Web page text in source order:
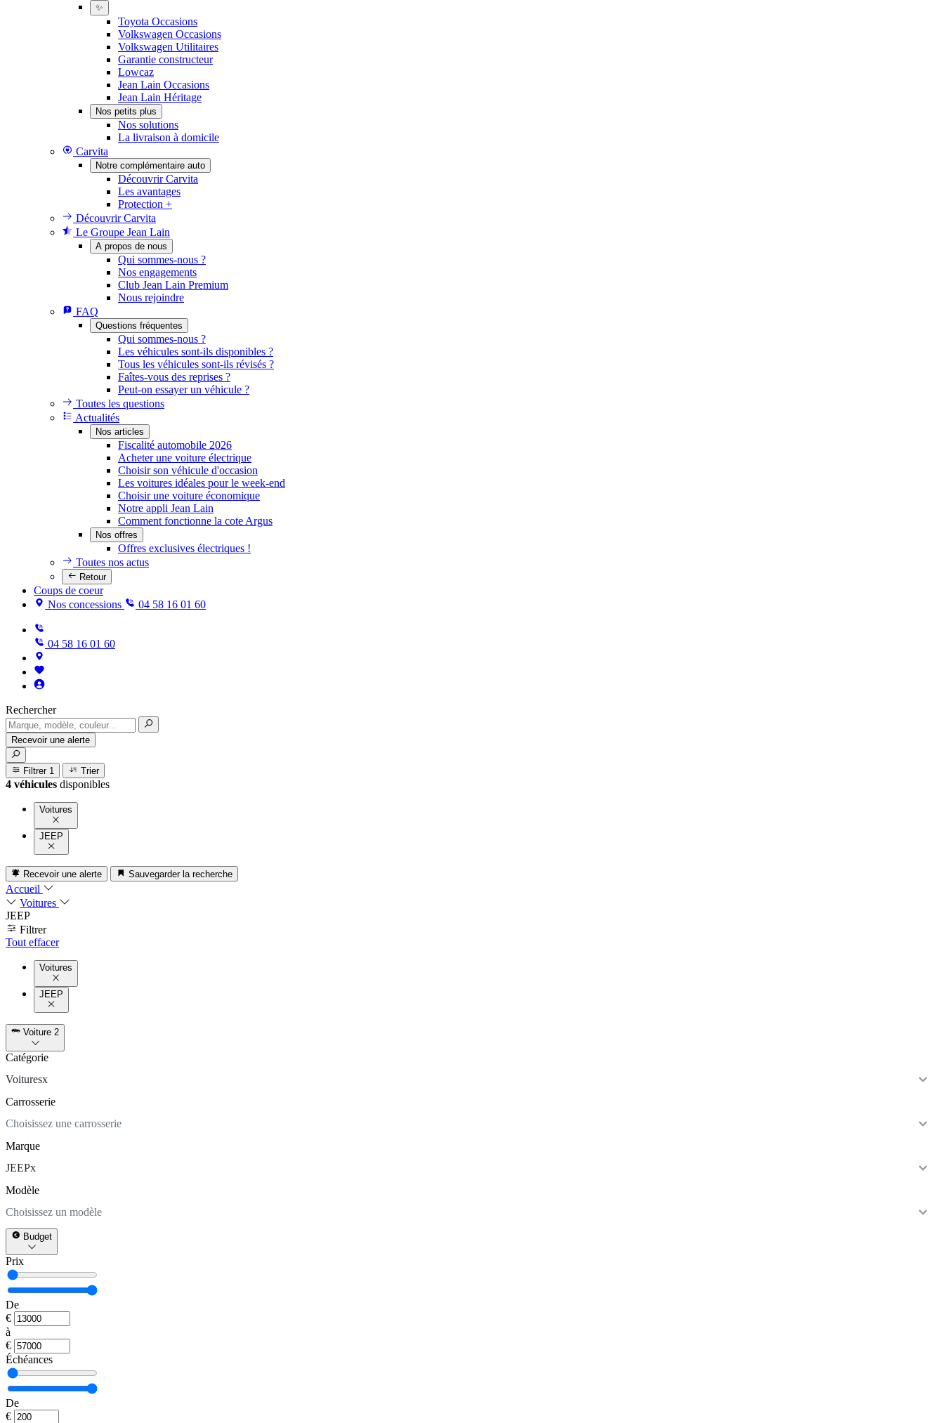
✨
Toyota Occasions
Volkswagen Occasions
Volkswagen Utilitaires
Garantie constructeur
Lowcaz
Jean Lain Occasions
Jean Lain Héritage
Nos petits plus
Nos solutions
La livraison à domicile
Carvita
Notre complémentaire auto
Découvrir Carvita
Les avantages
Protection +
Découvrir Carvita
Le Groupe Jean Lain
A propos de nous
Qui sommes-nous ?
Nos engagements
Club Jean Lain Premium
Nous rejoindre
FAQ
Questions fréquentes
Qui sommes-nous ?
Les véhicules sont-ils disponibles ?
Tous les véhicules sont-ils révisés ?
Faîtes-vous des reprises ?
Peut-on essayer un véhicule ?
Toutes les questions
Actualités
Nos articles
Fiscalité automobile 2026
Acheter une voiture électrique
Choisir son véhicule d'occasion
Les voitures idéales pour le week-end
Choisir une voiture économique
Notre appli Jean Lain
Comment fonctionne la cote Argus
Nos offres
Offres exclusives électriques !
Toutes nos actus
Retour
Coups de coeur
Nos concessions
04 58 16 01 60
04 58 16 01 60
Rechercher
Recevoir une alerte
Filtrer 1 Trier
4 véhicules disponibles
Voitures
JEEP
Recevoir une alerte Sauvegarder la recherche
Accueil
Voitures
JEEP
Filtrer
Tout effacer
Voitures
JEEP
Voiture 2
Catégorie
Voituresx
Carrosserie
Choisissez une carrosserie
Marque
JEEPx
Modèle
Choisissez un modèle
Budget
Prix
De
€
à
€
Échéances
De
€